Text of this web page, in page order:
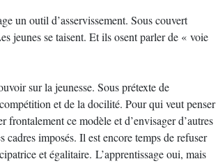
un outil d’asservissement. Sous couvert
jeunes se taisent. Et ils osent parler de « voie
sur la jeunesse. Sous prétexte de
et de la docilité. Pour qui veut penser
ce modèle et d’envisager d’autres
cadres imposés. Il est encore temps de refuser
et égalitaire. L’apprentissage oui, mais